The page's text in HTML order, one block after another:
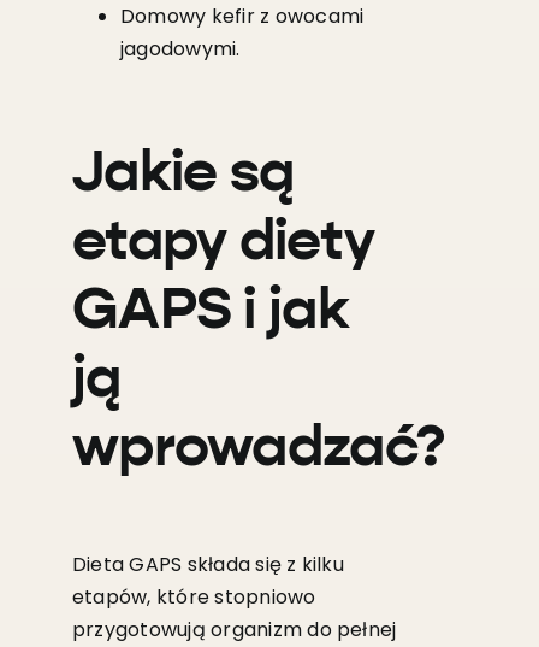
Domowy kefir z owocami
jagodowymi.
Jakie są
etapy diety
GAPS i jak
ją
wprowadzać?
Dieta GAPS składa się z kilku
etapów, które stopniowo
przygotowują organizm do pełnej